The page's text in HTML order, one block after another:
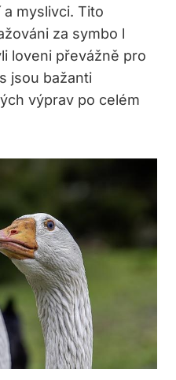
myslivci. Tito
za symbo l
loveni převážně pro
jsou bažanti
výprav po celém